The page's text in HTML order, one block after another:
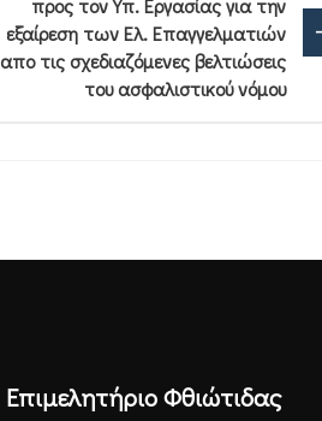
προς τον Υπ. Εργασίας για την
εξαίρεση των Ελ. Επαγγελματιών
απο τις σχεδιαζόμενες βελτιώσεις
του ασφαλιστικού νόμου
Επιμελητήριο Φθιώτιδας